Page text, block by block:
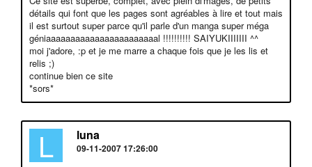
détails qui font que les pages sont agréables à lire et tout mais
il est surtout super parce qu'il parle d'un manga super méga
géniaaaaaaaaaaaaaaaaaaaaaaal !!!!!!!!!! SAIYUKIIIIIII ^^
moi j'adore, :p et je me marre a chaque fois que je les lis et
relis ;)
continue bien ce site
*sors*
L luna
09-11-2007 17:26:00